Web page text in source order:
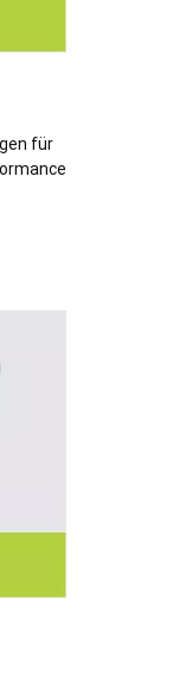
für